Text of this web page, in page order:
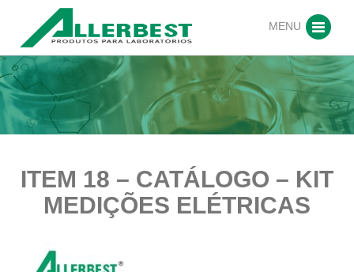
MENU
ITEM 18 – CATÁLOGO – KIT
MEDIÇÕES ELÉTRICAS